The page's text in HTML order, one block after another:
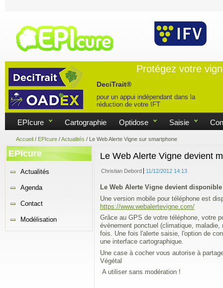
Protégez votre
DeciTrait®
pour un appui indépendant dans la
réduction de votre IFT
EPIcure Cartographie Optidose Saisie
Accueil / EPIcure /Actualités / Le Web Alerte Vigne sur smartphone
EPIcure
Actualités
Agenda
Contact
Modélisation
Le Web Alerte Vigne devient
Christian Debord 11/12/2012 14:13
Le Web Alerte Vigne devient
Une version mobile pour téléphone est
https://www.webalertevigne.com/
Grâce au GPS de votre téléphone, votre
évènement ponctuel (climatique,
fois. Une fois l'alerte saisie, l'option de
une interface cartographique.
Une case à cocher vous autorise à
Végétal
A utiliser sans modération !